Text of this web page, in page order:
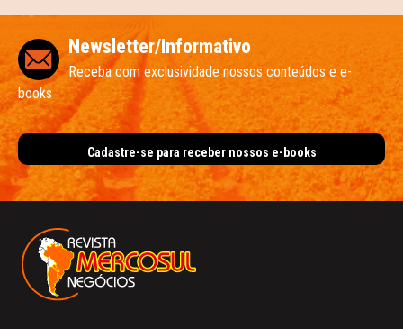
Newsletter/Informativo
Receba com exclusividade nossos conteúdos e e-
books
Cadastre-se para receber nossos e-books